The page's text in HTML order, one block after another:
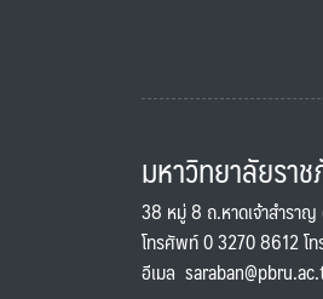
มหาวิทยาลัยรา
38 หมู่ 8 ถ.หาดเจ้าสำรา
โทรศัพท์ 0 3270 8612 โท
อีเมล